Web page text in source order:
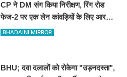
CP ने DM संग किया निरीक्षण, रिंग रोड
फेज-2 पर एक लेन कांवड़ियों के लिए आरक्षित
रखने के निर्देश
BHADAINI MIRROR
BHU; दवा दलालों को रोकेगा "उड़नदस्ता",